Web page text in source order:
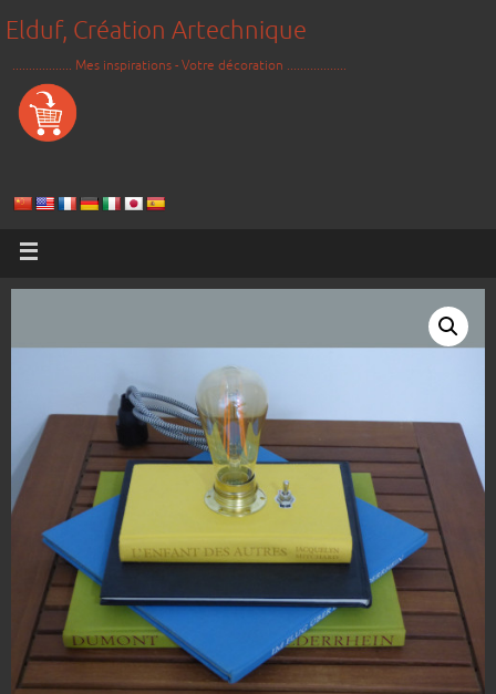
Elduf, Création Artechnique
.................. Mes inspirations - Votre décoration ..................